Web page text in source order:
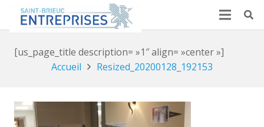
[us_page_title description= »1″ align= »center »]
Accueil
Resized_20200128_192153